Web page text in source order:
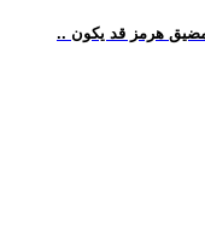
مضيق هرمز قد يكون